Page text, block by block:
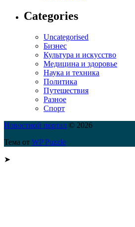
Categories
Uncategorised
Бизнес
Культура и искусство
Медицина и здоровье
Наука и техника
Политика
Путешествия
Разное
Спорт
Новостной портал © 2026
Тема от WP Puzzle
➤